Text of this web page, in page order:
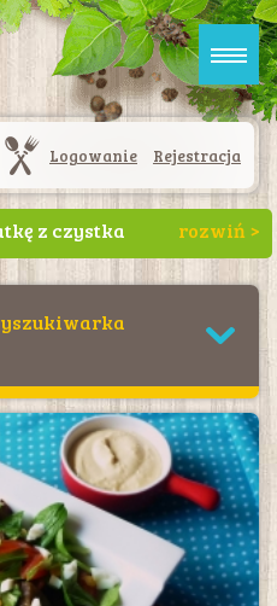
Logowanie Rejestracja
z czystka
trzeciego
odporność i
jako drugą lub
dziecka.